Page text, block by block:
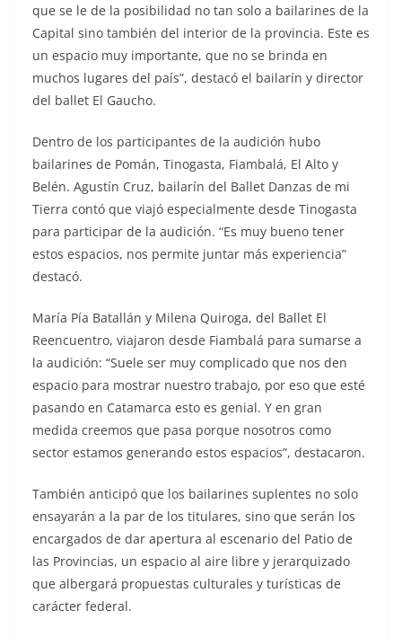
que se le de la posibilidad no tan solo a bailarines de la
Capital sino también del interior de la provincia. Este es
un espacio muy importante, que no se brinda en
muchos lugares del país”, destacó el bailarín y director
del ballet El Gaucho.
Dentro de los participantes de la audición hubo
bailarines de Pomán, Tinogasta, Fiambalá, El Alto y
Belén. Agustín Cruz, bailarín del Ballet Danzas de mi
Tierra contó que viajó especialmente desde Tinogasta
para participar de la audición. “Es muy bueno tener
estos espacios, nos permite juntar más experiencia”
destacó.
María Pía Batallán y Milena Quiroga, del Ballet El
Reencuentro, viajaron desde Fiambalá para sumarse a
la audición: “Suele ser muy complicado que nos den
espacio para mostrar nuestro trabajo, por eso que esté
pasando en Catamarca esto es genial. Y en gran
medida creemos que pasa porque nosotros como
sector estamos generando estos espacios”, destacaron.
También anticipó que los bailarines suplentes no solo
ensayarán a la par de los titulares, sino que serán los
encargados de dar apertura al escenario del Patio de
las Provincias, un espacio al aire libre y jerarquizado
que albergará propuestas culturales y turísticas de
carácter federal.